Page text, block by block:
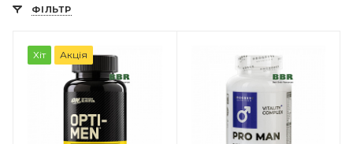
ФІЛЬТР
Хіт Акція